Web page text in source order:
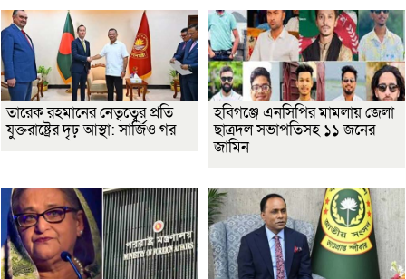
তারেক রহমানের নেতৃত্বের প্রতি
যুক্তরাষ্ট্রের দৃঢ় আস্থা: সার্জিও গর
হবিগঞ্জে এনসিপির মামলায় জেলা
ছাত্রদল সভাপতিসহ ১১ জনের
জামিন